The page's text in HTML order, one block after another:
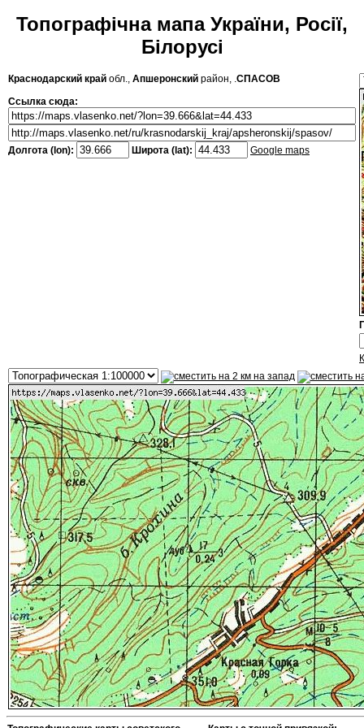
Топографічна мапа України, Росії,
Білорусі
Краснодарский край обл., Апшеронский район, .СПАСОВ
Ссылка сюда:
Долгота (lon): Широта (lat): Google maps